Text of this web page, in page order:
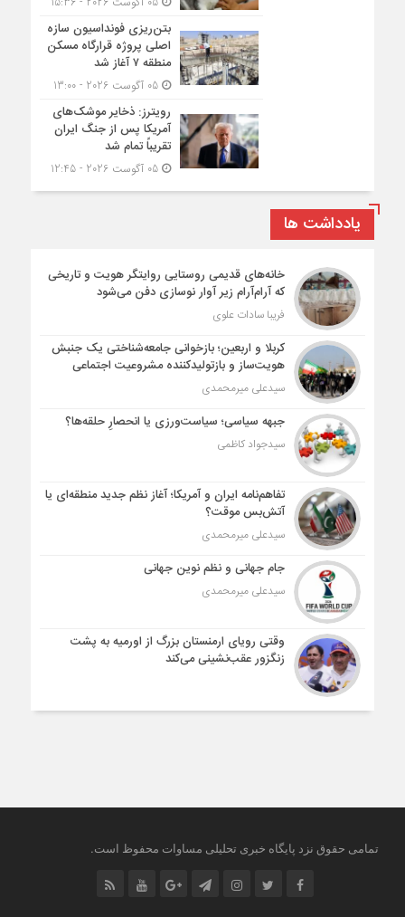
بتن‌ریزی فونداسیون سازه
اصلی پروژه قرارگاه مسکن
منطقه ۷ آغاز شد
05 آگوست 2026 - 13:00
رویترز: ذخایر موشک‌های
آمریکا پس از جنگ ایران
تقریباً تمام شد
05 آگوست 2026 - 12:45
یادداشت ها
خانه‌های قدیمی روستایی روایتگر هویت و تاریخی
که آرام‌آرام زیر آوار نوسازی دفن می‌شود
فریبا سادات علوی
کربلا و اربعین؛ بازخوانی جامعه‌شناختی یک جنبش
هویت‌ساز و بازتولیدکننده مشروعیت اجتماعی
سیدعلی میرمحمدی
جبهه سیاسی؛ سیاست‌ورزی یا انحصارِ حلقه‌ها؟
سیدجواد کاظمی
تفاهم‌نامه ایران و آمریکا؛ آغاز نظم جدید منطقه‌ای یا
آتش‌بس موقت؟
سیدعلی میرمحمدی
جام جهانی و نظم نوین جهانی
سیدعلی میرمحمدی
وقتی رویای ارمنستان بزرگ از اورمیه به پشت
زنگزور عقب‌نشینی می‌کند
تمامی حقوق نزد پایگاه خبری تحلیلی مساوات محفوظ است.